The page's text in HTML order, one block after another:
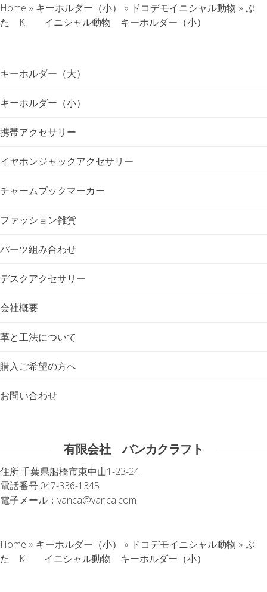
ナ
ゲ
ー
シ
ョ
ン
Home » キーホルダー（小） » ドコデモイニシャル動物 » ぶ
た K イニシャル動物 キーホルダー（小）
キーホルダー（大）
キーホルダー（小）
携帯アクセサリー
イヤホンジャックアクセサリー
チャームブックマーカー
ファッション雑貨
パーツ組み合わせ
デスクアクセサリー
会社概要
革と工法について
購入ご希望の方へ
お問い合わせ
有限会社 バンカクラフト
住所:千葉県船橋市東中山1-23-24
電話番号:047-336-1345
電子メール： vanca@vanca.com
Home » キーホルダー（小） » ドコデモイニシャル動物 » ぶ
た K イニシャル動物 キーホルダー（小）